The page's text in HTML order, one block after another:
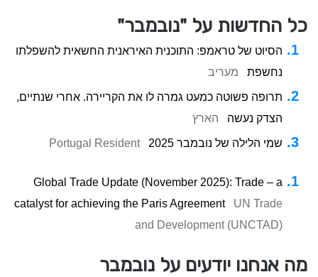
כל החדשות על "נובמבר"
הסיוט של טראמפ: התוכנית האיראנית החשאית להשפלתו
נחשפת
מעריב
תרופה פשוטה כמעט גמרה לו את הקריירה. אחרי שנתיים,
הצדק נעשה
הארץ
שמי הלילה של נובמבר 2025 Portugal Resident
Global Trade Update (November 2025): Trade – a
catalyst for achieving the Paris Agreement
UN Trade
and Development (UNCTAD)
מה אנחנו יודעים על נובמבר